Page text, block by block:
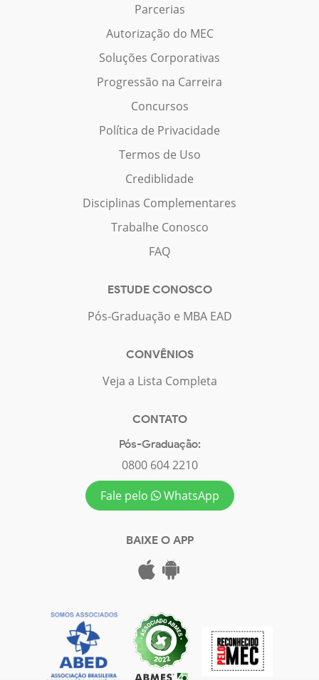
Parcerias
Autorização do MEC
Soluções Corporativas
Progressão na Carreira
Concursos
Política de Privacidade
Termos de Uso
Crediblidade
Disciplinas Complementares
Trabalhe Conosco
FAQ
ESTUDE CONOSCO
Pós-Graduação e MBA EAD
CONVÊNIOS
Veja a Lista Completa
CONTATO
Pós-Graduação:
0800 604 2210
Fale pelo
WhatsApp
BAIXE O APP